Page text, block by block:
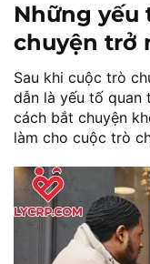
Những yếu
chuyện trở
Sau khi cuộc trò
dẫn là yếu tố quan
cách bắt chuyện
làm cho cuộc trò